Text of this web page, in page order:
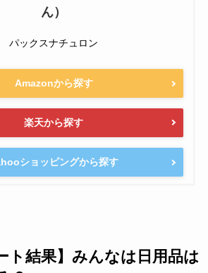
ん）
パックスナチュロン
Amazonから探す
楽天から探す
ショッピングから探す
ト結果】みんなは日用品は